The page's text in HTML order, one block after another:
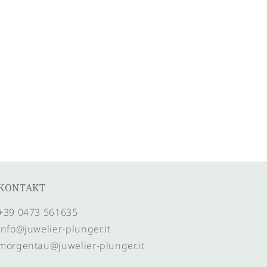
0473 561635
plunger.it
plunger.it